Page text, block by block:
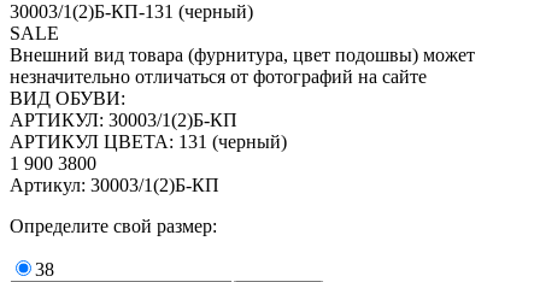
30003/1(2)Б-КП-131 (черный)
SALE
Внешний вид товара (фурнитура, цвет подошвы) может
незначительно отличаться от фотографий на сайте
ВИД ОБУВИ:
АРТИКУЛ: 30003/1(2)Б-КП
АРТИКУЛ ЦВЕТА: 131 (черный)
1 900 3800
Артикул: 30003/1(2)Б-КП
Определите свой размер:
38